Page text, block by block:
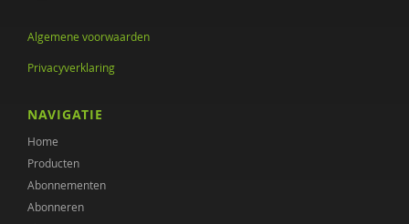
Algemene voorwaarden
Privacyverklaring
NAVIGATIE
Home
Producten
Abonnementen
Abonneren